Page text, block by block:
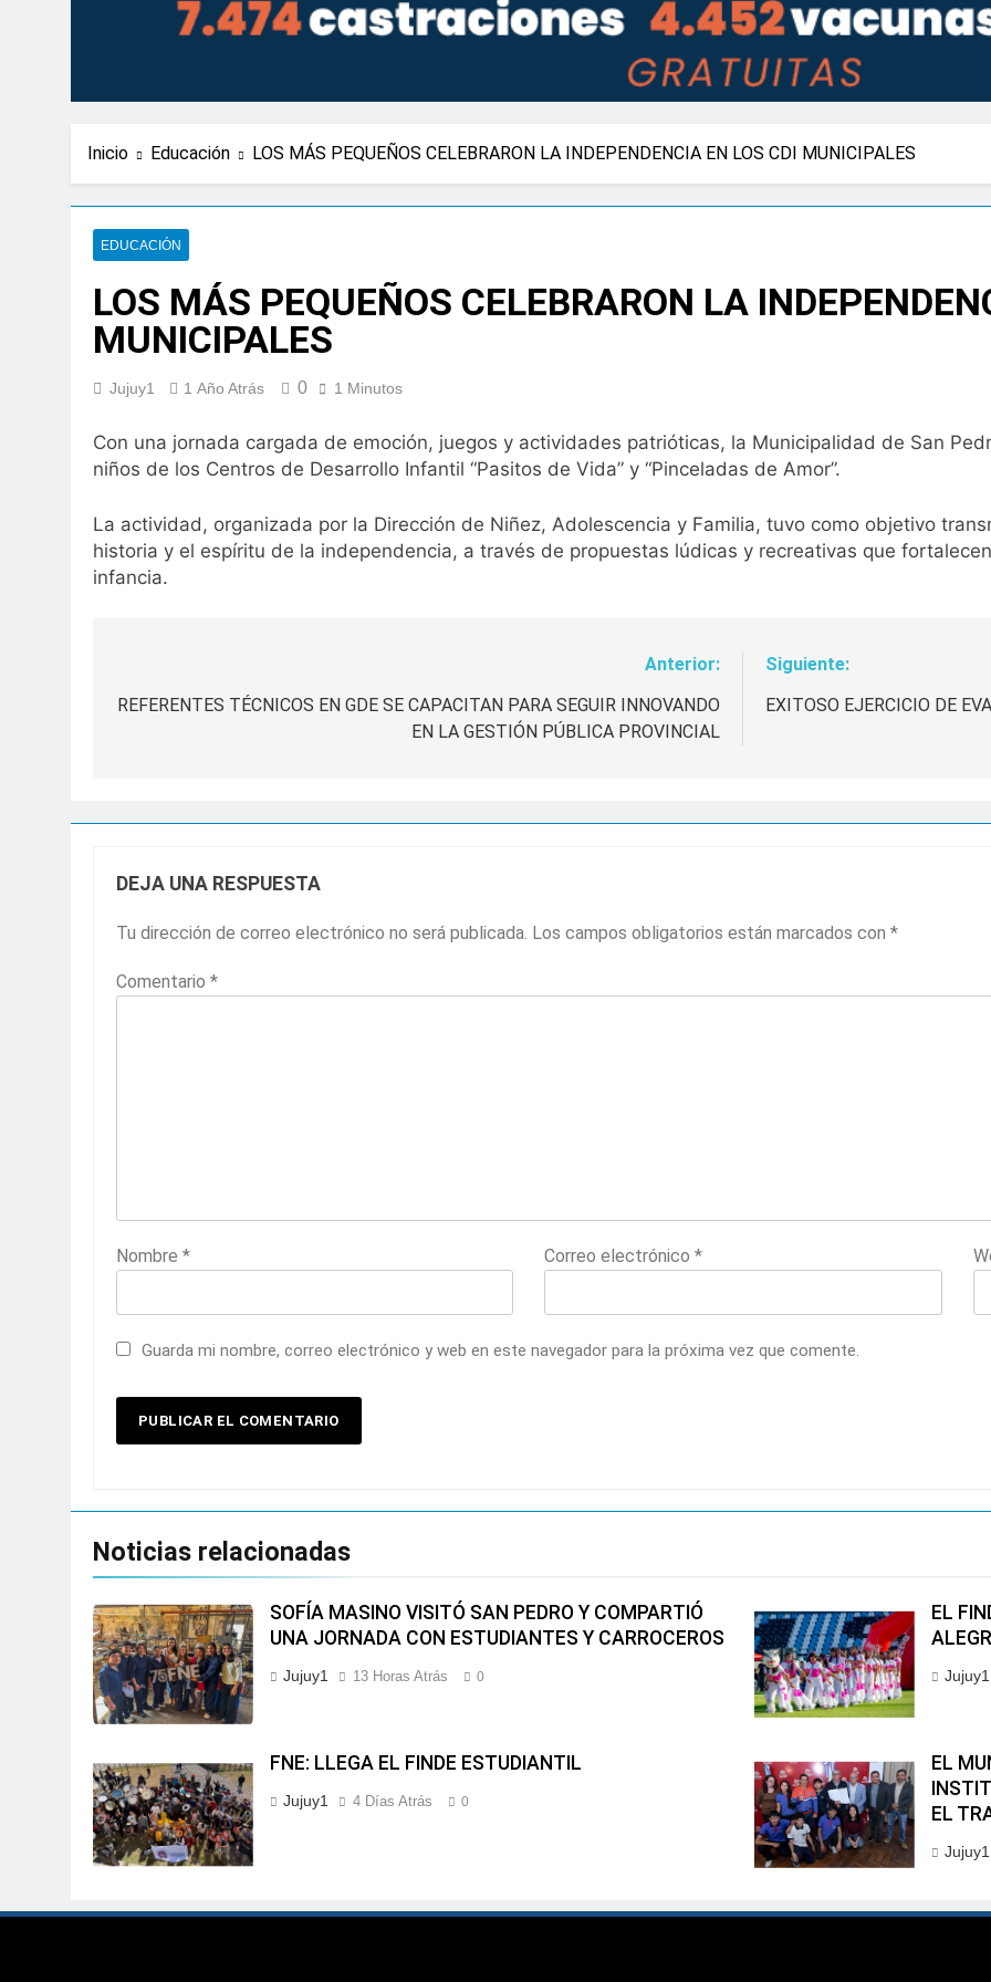
Inicio Educación LOS MÁS PEQUEÑOS CELEBRARON LA INDEPENDENCIA EN LOS CDI MUNICIPALES
EDUCACIÓN
LOS MÁS PEQUEÑOS CELEBRARON LA
MUNICIPALES
Jujuy1 1 Año Atrás 0 1 Minutos
Con una jornada cargada de emoción, juegos y actividades patrióticas, la Municipalidad de San
niños de los Centros de Desarrollo Infantil “Pasitos de Vida” y “Pinceladas de Amor”.
La actividad, organizada por la Dirección de Niñez, Adolescencia y Familia, tuvo como objetivo
historia y el espíritu de la independencia, a través de propuestas lúdicas y recreativas que
infancia.
de
Anterior:
REFERENTES TÉCNICOS EN GDE SE CAPACITAN PARA SEGUIR INNOVANDO
EN LA GESTIÓN PÚBLICA PROVINCIAL
Siguiente:
EXITOSO EJERCICIO DE
DEJA UNA RESPUESTA
Tu dirección de correo electrónico no será publicada. Los campos obligatorios están marcados con *
Comentario *
Nombre * Correo electrónico*
Guarda mi nombre, correo electrónico y web en este navegador para la próxima vez que comente.
Noticias relacionadas
SOFÍA MASINO VISITÓ SAN PEDRO Y COMPARTIÓ
UNA JORNADA CON ESTUDIANTES Y CARROCEROS
Jujuy1 13 Horas Atrás 0
EL
Jujuy1
FNE: LLEGA EL FINDE ESTUDIANTIL
Jujuy1 4 Días Atrás 0
EL
EL
Jujuy1